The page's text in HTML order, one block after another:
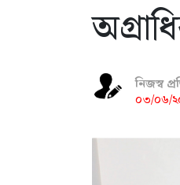
নিজস্ব
০৩/০৬/